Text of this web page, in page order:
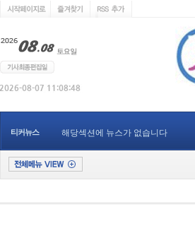
티커뉴스 해당섹션에 뉴스가 없습니다